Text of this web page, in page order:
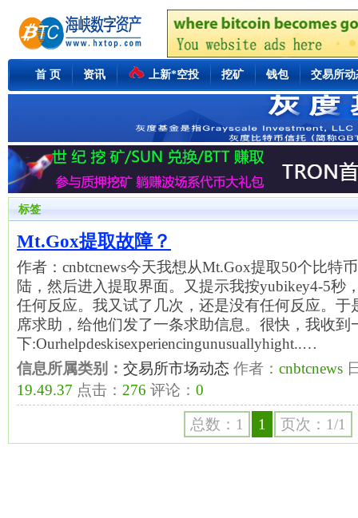
首 页 资讯 上新*空投 挖矿 钱包 交易所动
标签
Mt.Gox提取故障？
作者：cnbtcnews今天我想从Mt.Gox提取50个比特
陆，然后进入提取界面。又提示我按yubikey4-5秒
任何反应。我又试了几次，还是没有任何反应。于
席求助，给他们发了一条求助信息。很快，我收到
下:Ourhelpdeskisexperiencingunusuallyhight..…
信息所属类别： 交易所市场动态 作者： cnbtcnews
19.49.37 点击： 276 评论： 0
总数：1 1 页次：1/1